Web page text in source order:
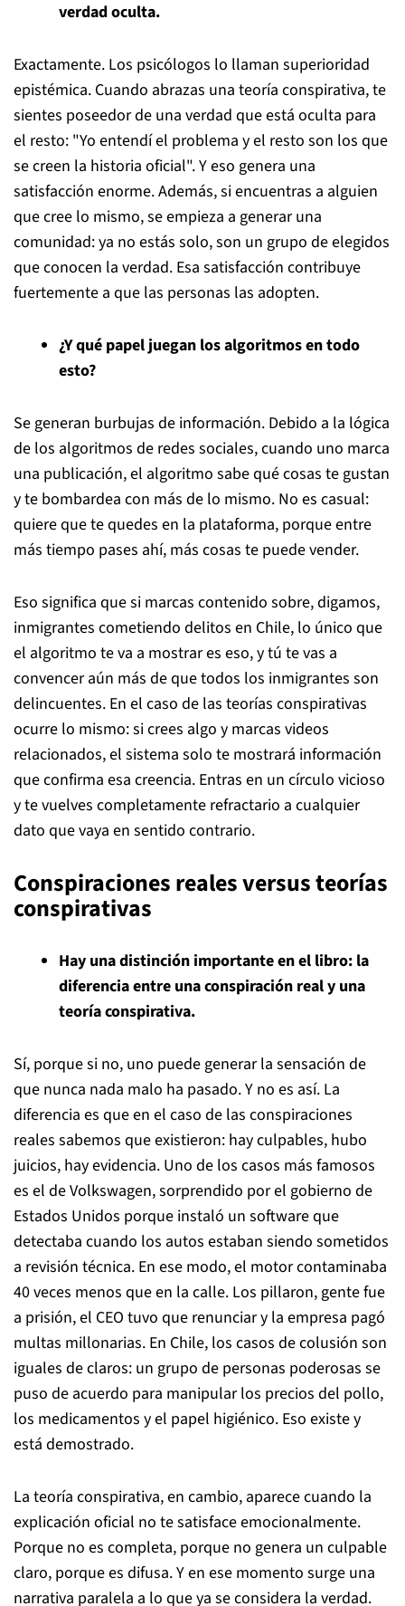
verdad oculta.
Exactamente. Los psicólogos lo llaman superioridad
epistémica. Cuando abrazas una teoría conspirativa, te
sientes poseedor de una verdad que está oculta para
el resto: "Yo entendí el problema y el resto son los que
se creen la historia oficial". Y eso genera una
satisfacción enorme. Además, si encuentras a alguien
que cree lo mismo, se empieza a generar una
comunidad: ya no estás solo, son un grupo de elegidos
que conocen la verdad. Esa satisfacción contribuye
fuertemente a que las personas las adopten.
¿Y qué papel juegan los algoritmos en todo
esto?
Se generan burbujas de información. Debido a la lógica
de los algoritmos de redes sociales, cuando uno marca
una publicación, el algoritmo sabe qué cosas te gustan
y te bombardea con más de lo mismo. No es casual:
quiere que te quedes en la plataforma, porque entre
más tiempo pases ahí, más cosas te puede vender.
Eso significa que si marcas contenido sobre, digamos,
inmigrantes cometiendo delitos en Chile, lo único que
el algoritmo te va a mostrar es eso, y tú te vas a
convencer aún más de que todos los inmigrantes son
delincuentes. En el caso de las teorías conspirativas
ocurre lo mismo: si crees algo y marcas videos
relacionados, el sistema solo te mostrará información
que confirma esa creencia. Entras en un círculo vicioso
y te vuelves completamente refractario a cualquier
dato que vaya en sentido contrario.
Conspiraciones reales versus teorías
conspirativas
Hay una distinción importante en el libro: la
diferencia entre una conspiración real y una
teoría conspirativa.
Sí, porque si no, uno puede generar la sensación de
que nunca nada malo ha pasado. Y no es así. La
diferencia es que en el caso de las conspiraciones
reales sabemos que existieron: hay culpables, hubo
juicios, hay evidencia. Uno de los casos más famosos
es el de Volkswagen, sorprendido por el gobierno de
Estados Unidos porque instaló un software que
detectaba cuando los autos estaban siendo sometidos
a revisión técnica. En ese modo, el motor contaminaba
40 veces menos que en la calle. Los pillaron, gente fue
a prisión, el CEO tuvo que renunciar y la empresa pagó
multas millonarias. En Chile, los casos de colusión son
iguales de claros: un grupo de personas poderosas se
puso de acuerdo para manipular los precios del pollo,
los medicamentos y el papel higiénico. Eso existe y
está demostrado.
La teoría conspirativa, en cambio, aparece cuando la
explicación oficial no te satisface emocionalmente.
Porque no es completa, porque no genera un culpable
claro, porque es difusa. Y en ese momento surge una
narrativa paralela a lo que ya se considera la verdad.